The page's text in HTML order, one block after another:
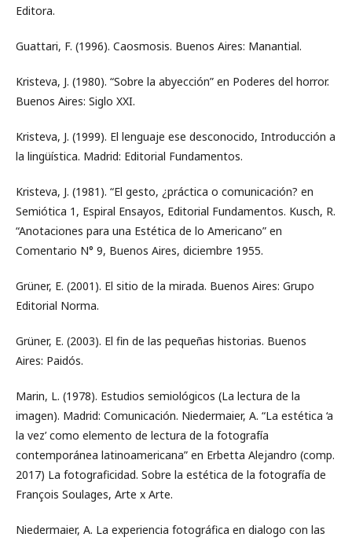
Editora.
Guattari, F. (1996). Caosmosis. Buenos Aires: Manantial.
Kristeva, J. (1980). “Sobre la abyección” en Poderes del horror.
Buenos Aires: Siglo XXI.
Kristeva, J. (1999). El lenguaje ese desconocido, Introducción a
la lingüística. Madrid: Editorial Fundamentos.
Kristeva, J. (1981). “El gesto, ¿práctica o comunicación? en
Semiótica 1, Espiral Ensayos, Editorial Fundamentos. Kusch, R.
“Anotaciones para una Estética de lo Americano” en
Comentario N° 9, Buenos Aires, diciembre 1955.
Grüner, E. (2001). El sitio de la mirada. Buenos Aires: Grupo
Editorial Norma.
Grüner, E. (2003). El fin de las pequeñas historias. Buenos
Aires: Paidós.
Marin, L. (1978). Estudios semiológicos (La lectura de la
imagen). Madrid: Comunicación. Niedermaier, A. “La estética ‘a
la vez’ como elemento de lectura de la fotografía
contemporánea latinoamericana” en Erbetta Alejandro (comp.
2017) La fotograficidad. Sobre la estética de la fotografía de
François Soulages, Arte x Arte.
Niedermaier, A. La experiencia fotográfica en dialogo con las